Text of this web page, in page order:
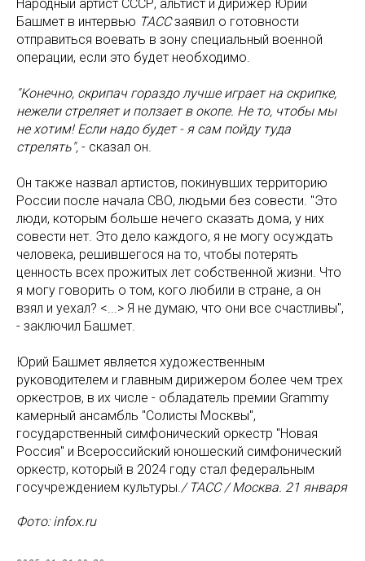
Народный артист СССР, альтист и дирижер Юрий
Башмет в интервью ТАССзаявил о готовности
отправиться воевать в зону специальный военной
операции, если это будет необходимо.
"Конечно, скрипач гораздо лучше играет на скрипке,
нежели стреляет и ползает в окопе. Не то, чтобы мы
не хотим! Если надо будет - я сам пойду туда
стрелять", - сказал он.
Он также назвал артистов, покинувших территорию
России после начала СВО, людьми без совести. "Это
люди, которым больше нечего сказать дома, у них
совести нет. Это дело каждого, я не могу осуждать
человека, решившегося на то, чтобы потерять
ценность всех прожитых лет собственной жизни. Что
я могу говорить о том, кого любили в стране, а он
взял и уехал? <...> Я не думаю, что они все счастливы",
- заключил Башмет.
Юрий Башмет является художественным
руководителем и главным дирижером более чем трех
оркестров, в их числе - обладатель премии Grammy
камерный ансамбль "Солисты Москвы",
государственный симфонический оркестр "Новая
Россия" и Всероссийский юношеский симфонический
оркестр, который в 2024 году стал федеральным
госучреждением культуры. / ТАСС / Москва. 21 января
Фото: infox.ru